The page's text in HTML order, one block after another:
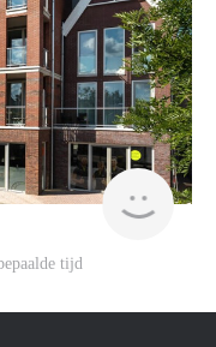
NEW
tijd